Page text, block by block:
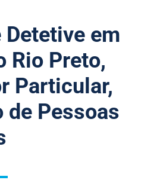
em
Rio Preto,
Particular,
de Pessoas